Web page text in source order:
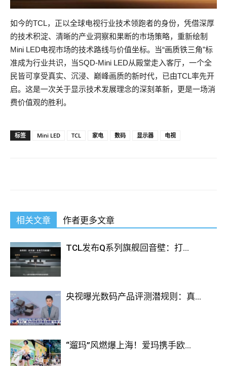
如今的TCL，正以全球电视行业技术领跑者的身份，凭借深厚
的技术积淀、清晰的产业洞察和果断的市场策略，重新绘制
Mini LED电视市场的技术路线与价值坐标。当“画质铁三角”标
准成为行业共识，当SQD-Mini LED从殿堂走入客厅，一个全
民皆可享受真实、沉浸、巅峰画质的新时代，已由TCL率先开
启。这是一次关于显示技术发展理念的深刻革新，更是一场消
费价值观的胜利。
标签 Mini LED TCL 家电 数码 显示器 电视
相关文章 作者更多文章
TCL发布Q系列旗舰回音壁：打...
央视曝光数码产品评测潜规则：真...
“遛玛”风燃爆上海！爱玛携手欧...